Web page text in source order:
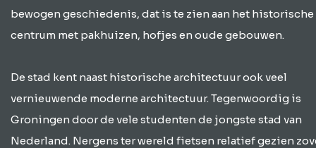
bewogen geschiedenis, dat is te zien aan het historische
centrum met pakhuizen, hofjes en oude gebouwen.
De stad kent naast historische architectuur ook veel
vernieuwende moderne architectuur. Tegenwoordig is
Groningen door de vele studenten de jongste stad van
Nederland. Nergens ter wereld fietsen relatief gezien